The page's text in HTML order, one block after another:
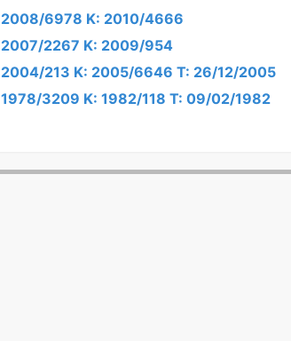
2008/6978 K: 2010/4666
2007/2267 K: 2009/954
2004/213 K: 2005/6646 T: 26/12/2005
1978/3209 K: 1982/118 T: 09/02/1982